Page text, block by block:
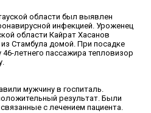
области был выявлен
инфекцией. Уроженец
области Кайрат Хасанов
Стамбула домой. При посадке
летнего пассажира тепловизор
мужчину в госпиталь.
результат. Были
с лечением пациента.